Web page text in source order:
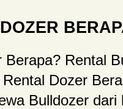
Berapa? Rental
Dozer
Bulldozer